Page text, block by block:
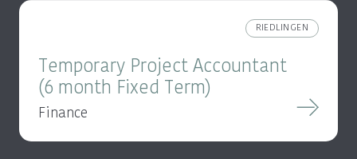
RIEDLINGEN
Temporary Project Accountant
(6 month Fixed Term)
Finance